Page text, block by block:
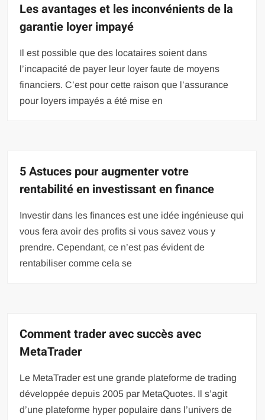
Les avantages et les inconvénients de la
garantie loyer impayé
Il est possible que des locataires soient dans
l’incapacité de payer leur loyer faute de moyens
financiers. C’est pour cette raison que l’assurance
pour loyers impayés a été mise en
5 Astuces pour augmenter votre
rentabilité en investissant en finance
Investir dans les finances est une idée ingénieuse qui
vous fera avoir des profits si vous savez vous y
prendre. Cependant, ce n’est pas évident de
rentabiliser comme cela se
Comment trader avec succès avec
MetaTrader
Le MetaTrader est une grande plateforme de trading
développée depuis 2005 par MetaQuotes. Il s’agit
d’une plateforme hyper populaire dans l’univers de